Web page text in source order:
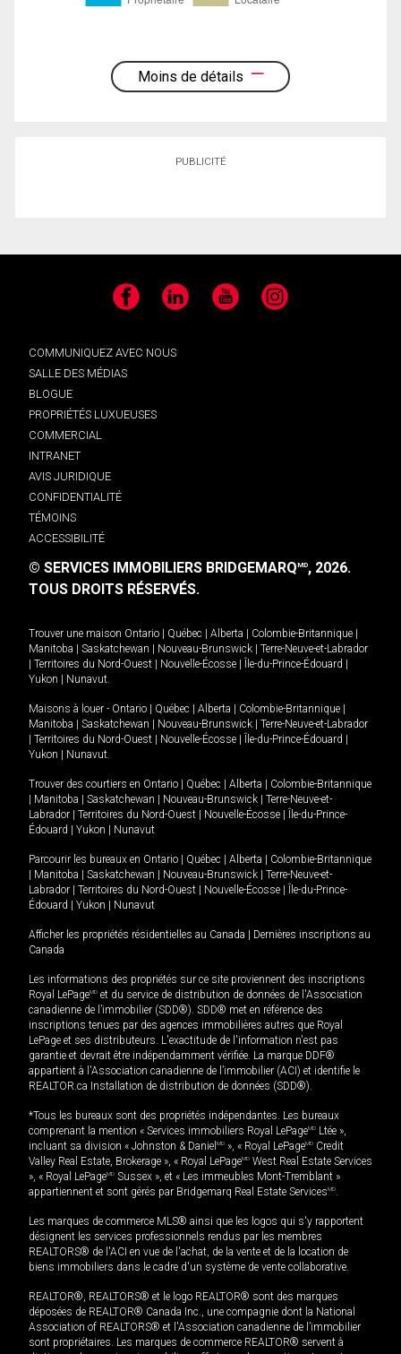
Moins de détails
PUBLICITÉ
Facebook LinkedIn YouTube Instagram
COMMUNIQUEZ AVEC NOUS
SALLE DES MÉDIAS
BLOGUE
PROPRIÉTÉS LUXUEUSES
COMMERCIAL
INTRANET
AVIS JURIDIQUE
CONFIDENTIALITÉ
TÉMOINS
ACCESSIBILITÉ
© SERVICES IMMOBILIERS BRIDGEMARQMD, 2026.
TOUS DROITS RÉSERVÉS.
Trouver une maison Ontario Québec Alberta Colombie-Britannique
Manitoba
Saskatchewan Nouveau-Brunswick
Terre-Neuve-et-Labrador
Territoires du Nord-Ouest Nouvelle-Écosse Île-du-Prince-Édouard
Yukon
Nunavut.
Maisons à louer - Ontario Québec Alberta Colombie-Britannique
Manitoba
Saskatchewan Nouveau-Brunswick
Terre-Neuve-et-Labrador
Territoires du Nord-Ouest Nouvelle-Écosse Île-du-Prince-Édouard
Yukon
Nunavut.
Trouver des courtiers en Ontario Québec Alberta
Colombie-Britannique
Manitoba Saskatchewan Nouveau-Brunswick
Terre-Neuve-et-
Labrador
Territoires du Nord-Ouest Nouvelle-Écosse
Île-du-Prince-
Édouard
Yukon Nunavut
Parcourir les bureaux en Ontario Québec Alberta
Colombie-Britannique
Manitoba Saskatchewan Nouveau-Brunswick
Terre-Neuve-et-
Labrador
Territoires du Nord-Ouest Nouvelle-Écosse
Île-du-Prince-
Édouard
Yukon Nunavut
Afficher les propriétés résidentielles au Canada
Dernières inscriptions au
Canada
Les informations des propriétés sur ce site proviennent des inscriptions
Royal LePageMD et du service de distribution de données de l'Association
canadienne de l’immobilier (SDD®). SDD® met en référence des
inscriptions tenues par des agences immobilières autres que Royal
LePage et ses distributeurs. L'exactitude de l'information n'est pas
garantie et devrait être indépendamment vérifiée. La marque DDF®
appartient à l'Association canadienne de l’immobilier (ACI) et identifie le
REALTOR.ca Installation de distribution de données (SDD®).
*Tous les bureaux sont des propriétés indépendantes. Les bureaux
comprenant la mention « Services immobiliers Royal LePageMD Ltée »,
incluant sa division « Johnston & Daniel MD », « Royal LePageMD Credit
Valley Real Estate, Brokerage », « Royal LePageMD West Real Estate Services
», « Royal LePageMD Sussex », et « Les immeubles Mont-Tremblant »
appartiennent et sont gérés par Bridgemarq Real Estate ServicesMD.
Les marques de commerce MLS® ainsi que les logos qui s'y rapportent
désignent les services professionnels rendus par les membres
REALTORS® de l'ACI en vue de l'achat, de la vente et de la location de
biens immobiliers dans le cadre d'un système de vente collaborative.
REALTOR®, REALTORS® et le logo REALTOR® sont des marques
déposées de REALTOR® Canada Inc., une compagnie dont la National
Association of REALTORS® et l'Association canadienne de l’immobilier
sont propriétaires. Les marques de commerce REALTOR® servent à